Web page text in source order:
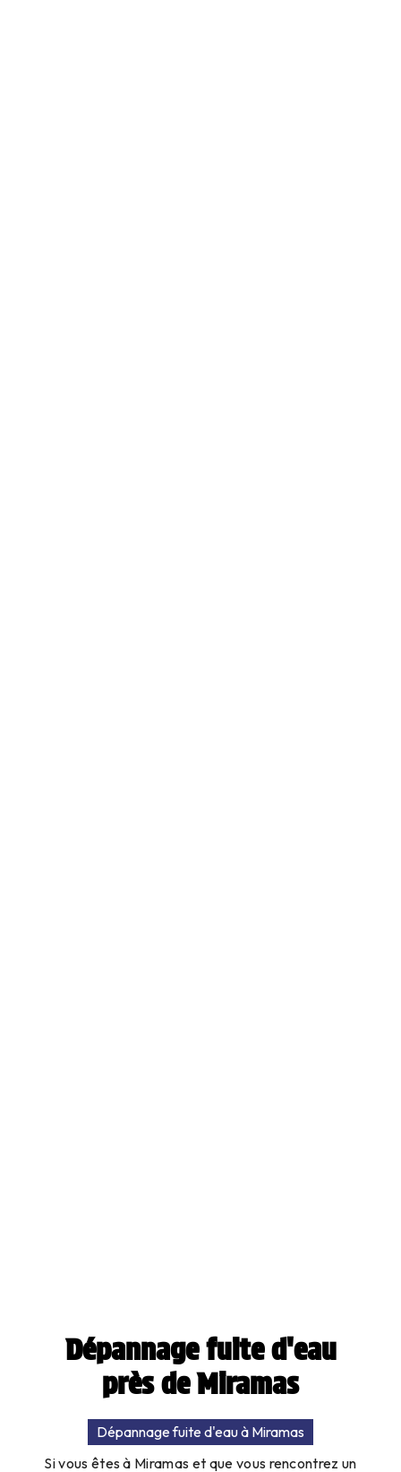
Dépannage fuite d'eau
près de Miramas
Dépannage fuite d'eau à Miramas
Si vous êtes à Miramas et que vous rencontrez un